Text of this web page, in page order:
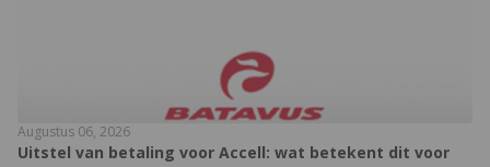
Augustus 06, 2026
Uitstel van betaling voor Accell: wat betekent dit voor